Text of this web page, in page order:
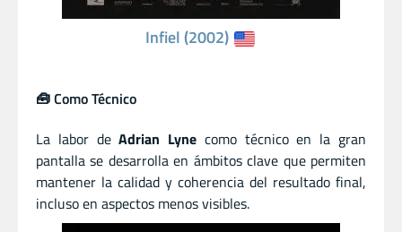
Infiel (2002)
🧰 Como Técnico
La labor deAdrian Lyne como técnico en la gran
pantalla se desarrolla en ámbitos clave que permiten
mantener la calidad y coherencia del resultado final,
incluso en aspectos menos visibles.